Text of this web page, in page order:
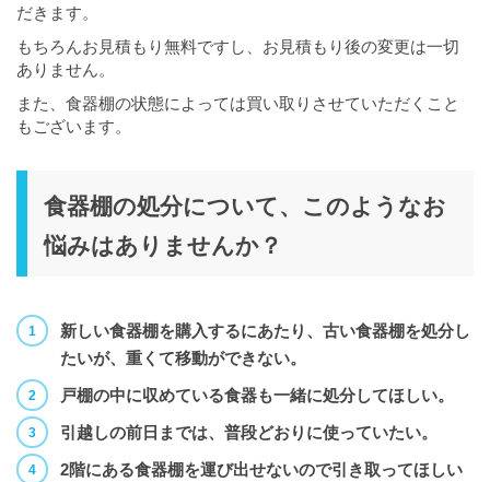
だきます。
もちろんお見積もり無料ですし、お見積もり後の変更は一切
ありません。
また、食器棚の状態によっては買い取りさせていただくこと
もございます。
食器棚の処分について、このようなお
悩みはありませんか？
新しい食器棚を購入するにあたり、古い食器棚を処分し
たいが、重くて移動ができない。
戸棚の中に収めている食器も一緒に処分してほしい。
引越しの前日までは、普段どおりに使っていたい。
2階にある食器棚を運び出せないので引き取ってほしい